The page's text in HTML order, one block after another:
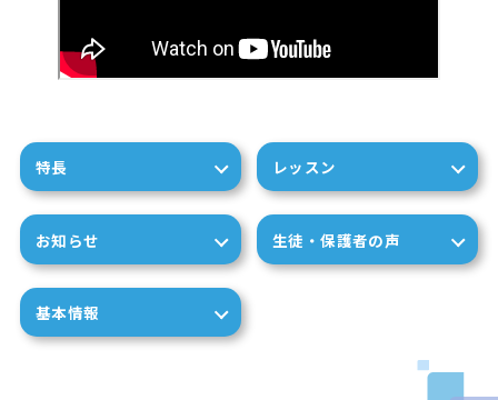
特長 レッスン
お知らせ 生徒・保護者の声
基本情報